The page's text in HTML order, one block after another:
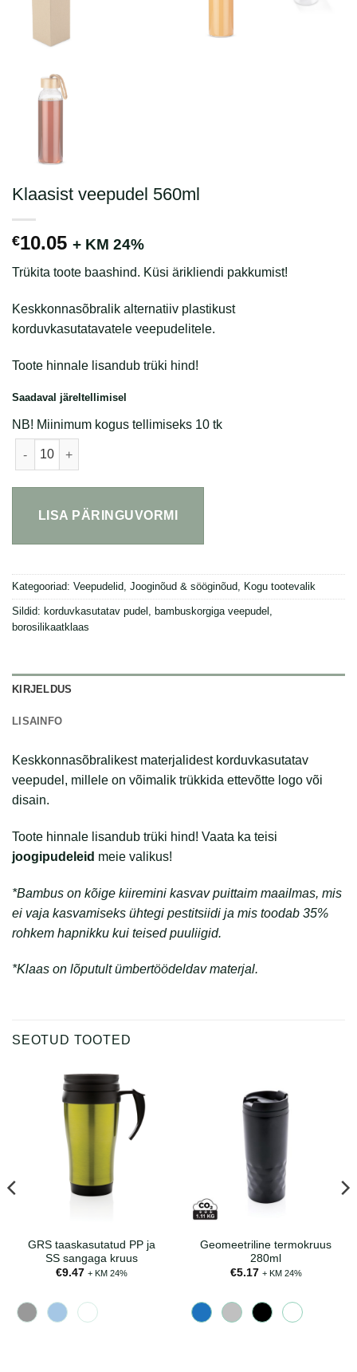
Klaasist veepudel 560ml
€10.05 + KM 24%
Trükita toote baashind. Küsi ärikliendi pakkumist!
Keskkonnasõbralik alternatiiv plastikust
korduvkasutatavatele veepudelitele.
Toote hinnale lisandub trüki hind!
Saadaval järeltellimisel
NB! Miinimum kogus tellimiseks 10 tk
LISA PÄRINGUVORMI
Kategooriad: Veepudelid, Jooginõud & sööginõud, Kogu tootevalik
Sildid: korduvkasutatav pudel , bambuskorgiga veepudel ,
borosilikaatklaas
KIRJELDUS
LISAINFO
Keskkonnasõbralikest materjalidest korduvkasutatav
veepudel, millele on võimalik trükkida ettevõtte logo või
disain.
Toote hinnale lisandub trüki hind! Vaata ka teisi
joogipudeleid meie valikus!
*Bambus on kõige kiiremini kasvav puittaim maailmas, mis
ei vaja kasvamiseks ühtegi pestitsiidi ja mis toodab 35%
rohkem hapnikku kui teised puuliigid.
*Klaas on lõputult ümbertöödeldav materjal.
SEOTUD TOOTED
GRS taaskasutatud PP ja
SS sangaga kruus
€9.47 + KM 24%
Geomeetriline termokruus
280ml
€5.17 + KM 24%